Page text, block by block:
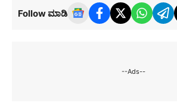
Follow ಮಾಡಿ
--Ads--